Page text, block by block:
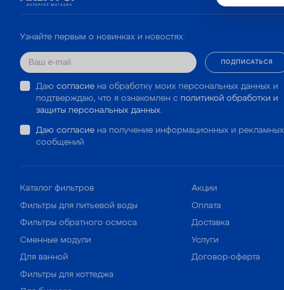
Узнайте первым о новинках и новостях:
ПОДПИСАТЬСЯ
Даю согласиена обработку моих персональных данных и
подтверждаю, что я ознакомлен с политикой обработки и
защиты персональных данных.
Даю согласиена получение информационных и рекламных
сообщений
Каталог фильтров
Фильтры для питьевой воды
Фильтры обратного осмоса
Сменные модули
Для ванной
Фильтры для коттеджа
Акции
Оплата
Доставка
Услуги
Договор-оферта